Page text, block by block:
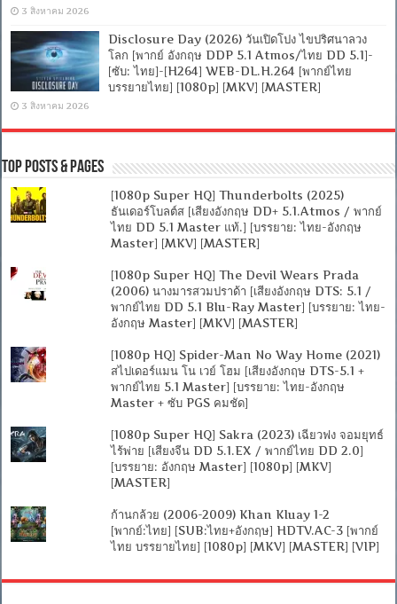
3 สิงหาคม 2026
Disclosure Day (2026) วันเปิดโปง ไขปริศนาลวง
โลก [พากย์ อังกฤษ DDP 5.1 Atmos/ไทย DD 5.1]-
[ซับ: ไทย]-[H264] WEB-DL.H.264 [พากย์ไทย
บรรยายไทย] [1080p] [MKV] [MASTER]
3 สิงหาคม 2026
Top Posts & Pages
[1080p Super HQ] Thunderbolts (2025)
ธันเดอร์โบลต์ส [เสียงอังกฤษ DD+ 5.1.Atmos / พากย์
ไทย DD 5.1 Master แท้.] [บรรยาย: ไทย-อังกฤษ
Master] [MKV] [MASTER]
[1080p Super HQ] The Devil Wears Prada
(2006) นางมารสวมปราด้า [เสียงอังกฤษ DTS: 5.1 /
พากย์ไทย DD 5.1 Blu-Ray Master] [บรรยาย: ไทย-
อังกฤษ Master] [MKV] [MASTER]
[1080p HQ] Spider-Man No Way Home (2021)
สไปเดอร์แมน โน เวย์ โฮม [เสียงอังกฤษ DTS-5.1 +
พากย์ไทย 5.1 Master] [บรรยาย: ไทย-อังกฤษ
Master + ซับ PGS คมชัด]
[1080p Super HQ] Sakra (2023) เฉียวฟง จอมยุทธ์
ไร้พ่าย [เสียงจีน DD 5.1.EX / พากย์ไทย DD 2.0]
[บรรยาย: อังกฤษ Master] [1080p] [MKV]
[MASTER]
ก้านกล้วย (2006-2009) Khan Kluay 1-2
[พากย์:ไทย] [SUB:ไทย+อังกฤษ] HDTV.AC-3 [พากย์
ไทย บรรยายไทย] [1080p] [MKV] [MASTER] [VIP]